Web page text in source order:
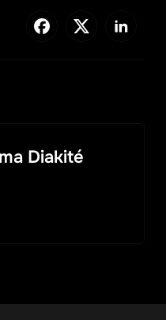
Diakité